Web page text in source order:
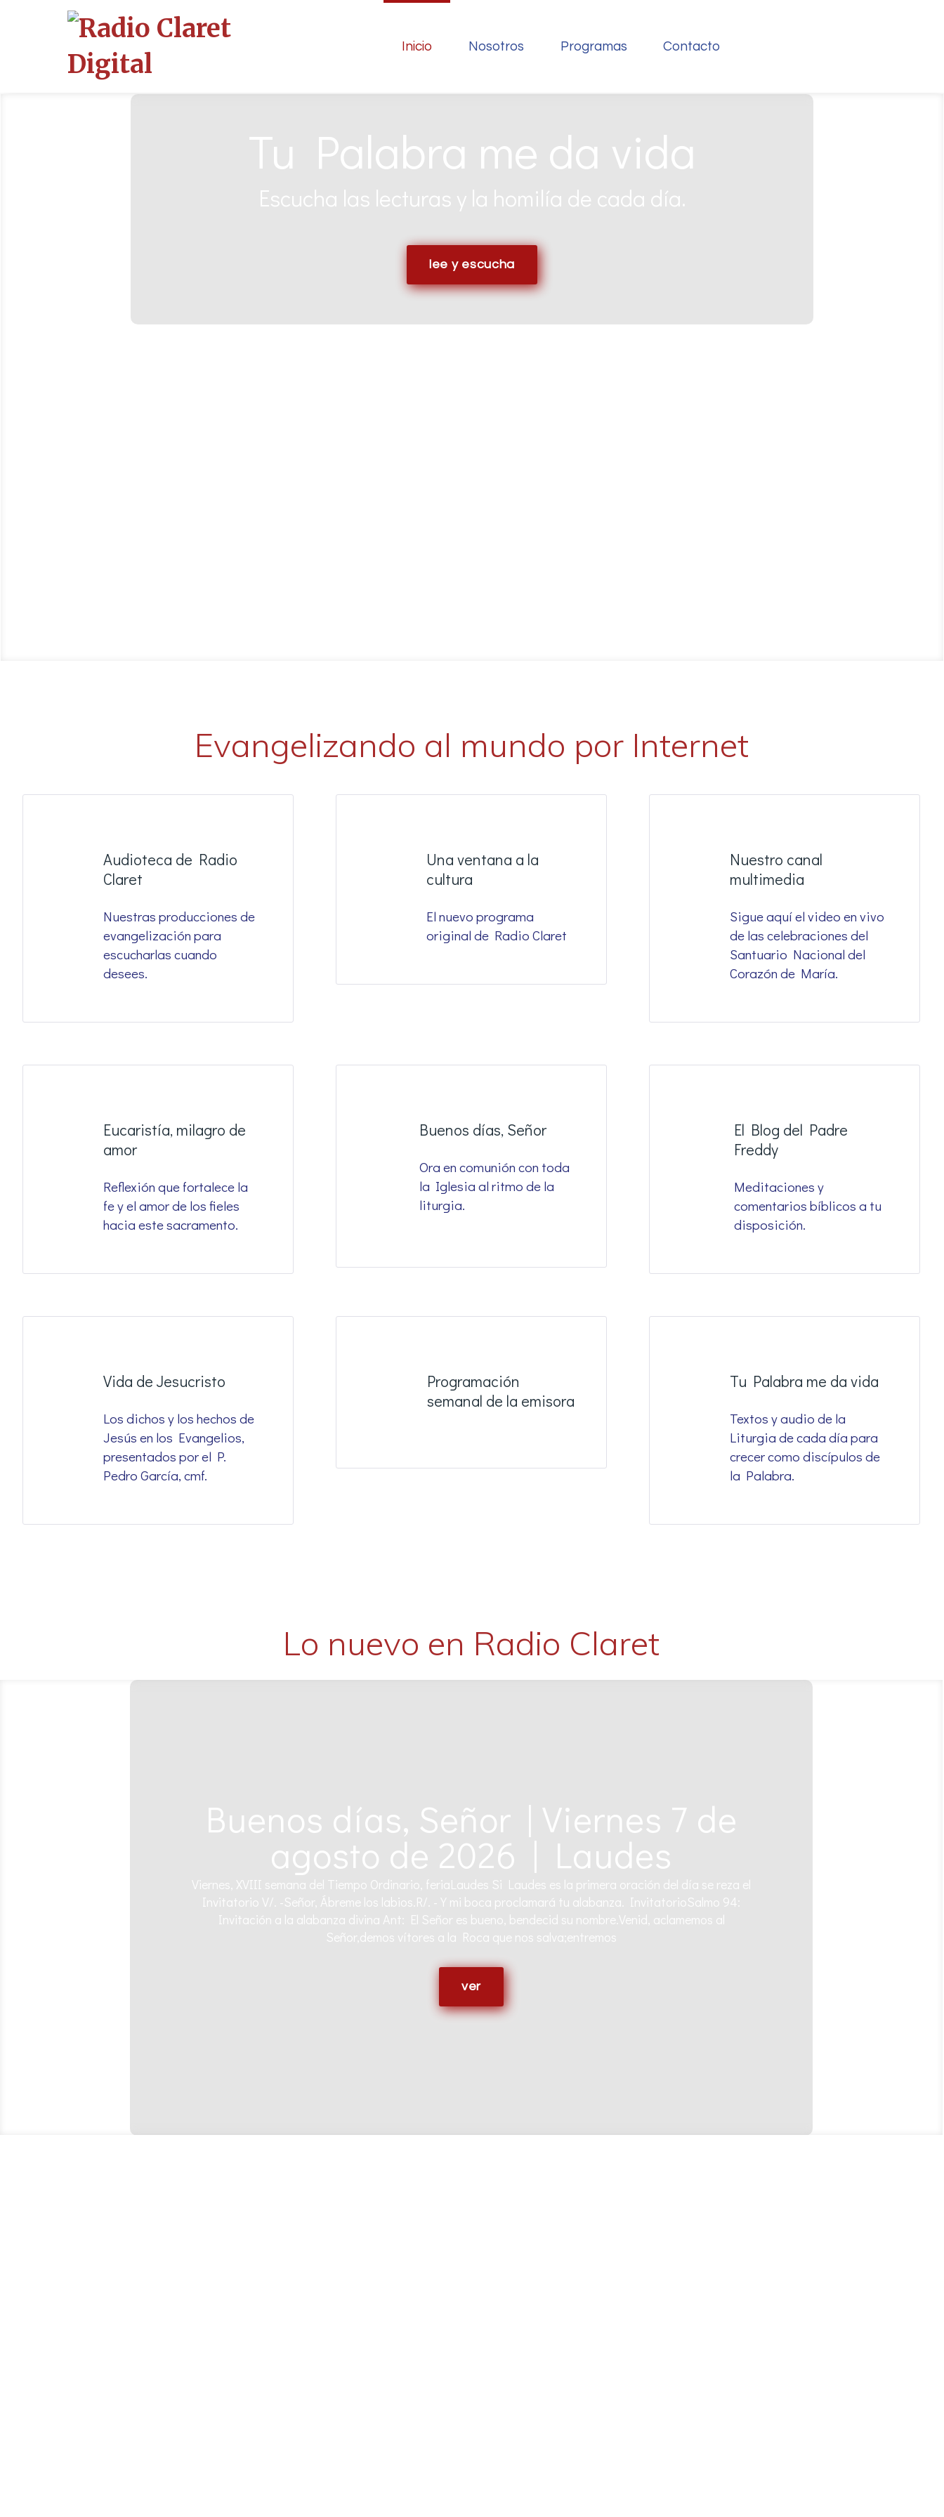
Inicio Nosotros Programas Contacto
Tu Palabra me da vida
Escucha las lecturas y la homilía de cada día.
lee y escucha
Evangelizando al mundo por Internet
Audioteca de Radio
Claret
Nuestras producciones de
evangelización para
escucharlas cuando
desees.
Una ventana a la
cultura
El nuevo programa
original de Radio Claret
Nuestro canal
multimedia
Sigue aquí el video en vivo
de las celebraciones del
Santuario Nacional del
Corazón de María.
Eucaristía, milagro de
amor
Reflexión que fortalece la
fe y el amor de los fieles
hacia este sacramento.
Buenos días, Señor
Ora en comunión con toda
la Iglesia al ritmo de la
liturgia.
El Blog del Padre
Freddy
Meditaciones y
comentarios bíblicos a tu
disposición.
Vida de Jesucristo
Los dichos y los hechos de
Jesús en los Evangelios,
presentados por el P.
Pedro García, cmf.
Programación
semanal de la emisora
Tu Palabra me da vida
Textos y audio de la
Liturgia de cada día para
crecer como discípulos de
la Palabra.
Lo nuevo en Radio Claret
Buenos días, Señor | Viernes 7 de
agosto de 2026 | Laudes
Viernes, XVIII semana del Tiempo Ordinario, feriaLaudes Si Laudes es la primera oración del día se reza el
Invitatorio V/. -Señor, Ábreme los labios.R/. -Y mi boca proclamará tu alabanza. InvitatorioSalmo 94:
Invitación a la alabanza divina Ant: El Señor es bueno, bendecid su nombre.Venid, aclamemos al
Señor,demos vítores a la Roca que nos salva;entremos
ver